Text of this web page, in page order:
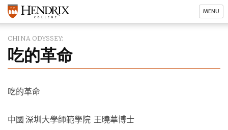
MENU
CHINA ODYSSEY
吃的革命
吃的革命
中國 深圳大學師範學院 王曉華博士